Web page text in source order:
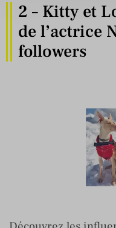
2 – Kitty et
de l’actrice
followers